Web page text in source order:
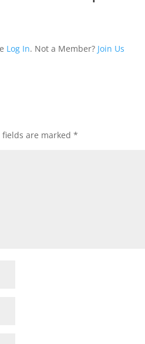
Log In. Not a Member? Join Us
fields are marked*